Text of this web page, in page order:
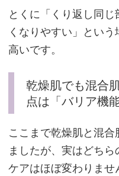
ニ
キ
ビ
が
で
き
や
す
い
とくに「くり返し同
くなりやすい」とい
高いです。
乾燥肌でも混合
点は「バリア機
ここまで乾燥肌と混
ましたが、実はどち
ケアはほぼ変わりませ